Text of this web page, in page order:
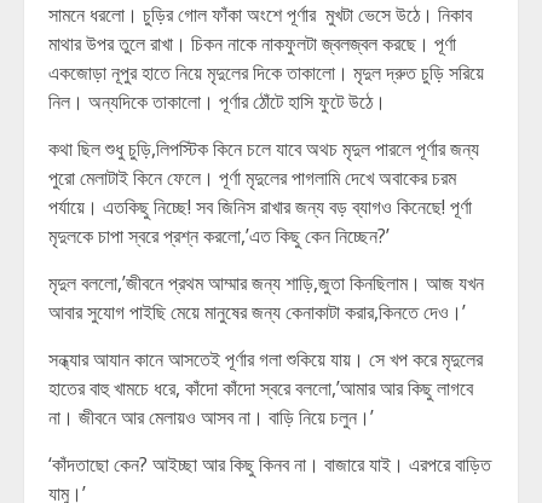
সামনে ধরলো। চুড়ির গোল ফাঁকা অংশে পূর্ণার মুখটা ভেসে উঠে। নিকাব
মাথার উপর তুলে রাখা। চিকন নাকে নাকফুলটা জ্বলজ্বল করছে। পূর্ণা
একজোড়া নূপুর হাতে নিয়ে মৃদুলের দিকে তাকালো। মৃদুল দ্রুত চুড়ি সরিয়ে
নিল। অন্যদিকে তাকালো। পূর্ণার ঠোঁটে হাসি ফুটে উঠে।
কথা ছিল শুধু চুড়ি,লিপস্টিক কিনে চলে যাবে অথচ মৃদুল পারলে পূর্ণার জন্য
পুরো মেলাটাই কিনে ফেলে। পূর্ণা মৃদুলের পাগলামি দেখে অবাকের চরম
পর্যায়ে। এতকিছু নিচ্ছে! সব জিনিস রাখার জন্য বড় ব্যাগও কিনেছে! পূর্ণা
মৃদুলকে চাপা স্বরে প্রশ্ন করলো,’এত কিছু কেন নিচ্ছেন?’
মৃদুল বললো,’জীবনে প্রথম আম্মার জন্য শাড়ি,জুতা কিনছিলাম। আজ যখন
আবার সুযোগ পাইছি মেয়ে মানুষের জন্য কেনাকাটা করার,কিনতে দেও।’
সন্ধ্যার আযান কানে আসতেই পূর্ণার গলা শুকিয়ে যায়। সে খপ করে মৃদুলের
হাতের বাহু খামচে ধরে, কাঁদো কাঁদো স্বরে বললো,’আমার আর কিছু লাগবে
না। জীবনে আর মেলায়ও আসব না। বাড়ি নিয়ে চলুন।’
‘কাঁদতাছো কেন? আইচ্ছা আর কিছু কিনব না। বাজারে যাই। এরপরে বাড়িত
যামু।’